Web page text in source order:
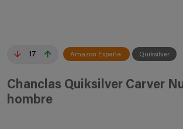
17 Amazon España Quiksilver
Chanclas Quiksilver Carver
hombre